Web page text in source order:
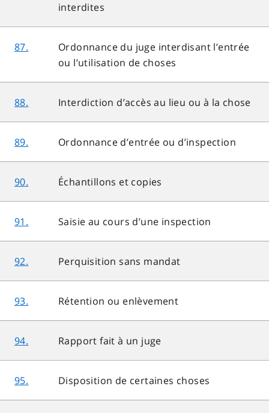
interdites
87.
Ordonnance du juge interdisant l’entrée
ou l’utilisation de choses
88. Interdiction d’accès au lieu ou à la chose
89. Ordonnance d’entrée ou d’inspection
90. Échantillons et copies
91. Saisie au cours d’une inspection
92. Perquisition sans mandat
93. Rétention ou enlèvement
94. Rapport fait à un juge
95. Disposition de certaines choses